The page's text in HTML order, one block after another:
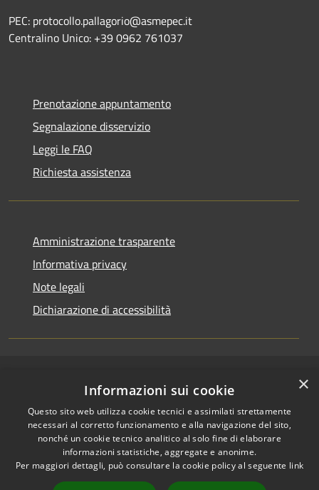
PEC: protocollo.pallagorio@asmepec.it
Centralino Unico: +39 0962 761037
Prenotazione appuntamento
Segnalazione disservizio
Leggi le FAQ
Richiesta assistenza
Amministrazione trasparente
Informativa privacy
Note legali
Dichiarazione di accessibilità
Privacy
Cookie
Mappa del sito
Firma digitale
Copyright © 2026 • Comune di
Pallagorio • Powered by
Municipium•Accesso
redazione
×
Informazioni sui cookie
Questo sito web utilizza cookie tecnici e assimilati strettamente
necessari al corretto funzionamento e alla navigazione del sito,
nonché un cookie tecnico analitico al solo fine di elaborare
informazioni statistiche, aggregate e anonime.
Per maggiori dettagli, può consultare la cookie policy al seguente link